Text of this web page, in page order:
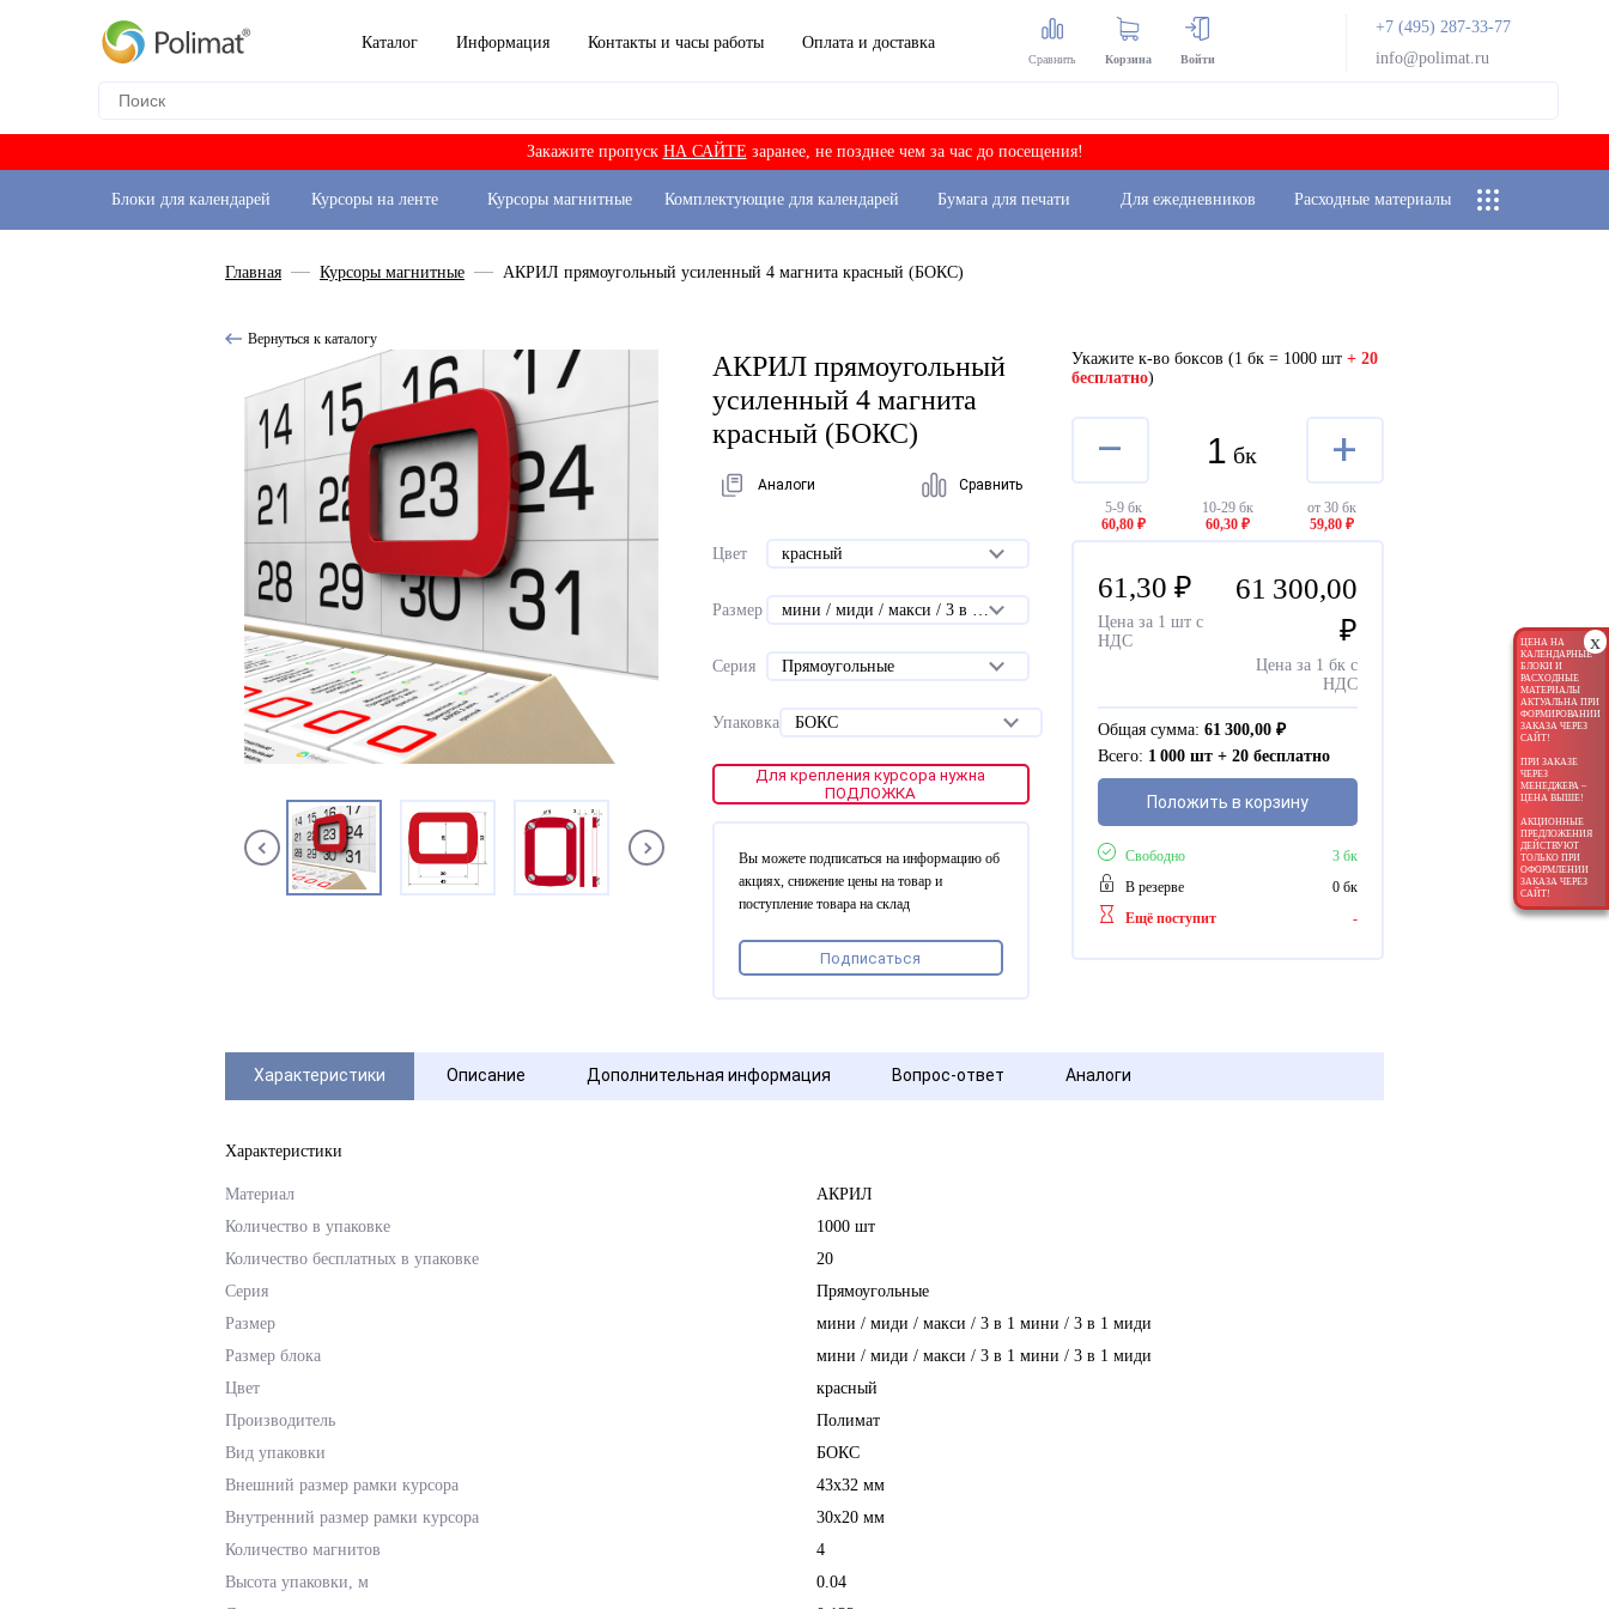
Каталог Информация Контакты и часы работы Оплата и доставка
Сравнить Корзина Войти
+7 (495) 287-33-77
info@polimat.ru
Закажите пропуск НА САЙТЕ заранее, не позднее чем за час до посещения!
Блоки для календарей Курсоры на ленте Курсоры магнитные Комплектующие для календарей Бумага для печати Для ежедневников Расходные материалы
x
ЦЕНА НА
КАЛЕНДАРНЫЕ
БЛОКИ И
РАСХОДНЫЕ
МАТЕРИАЛЫ
АКТУАЛЬНА ПРИ
ФОРМИРОВАНИИ
ЗАКАЗА ЧЕРЕЗ
САЙТ!
ПРИ ЗАКАЗЕ
ЧЕРЕЗ
МЕНЕДЖЕРА –
ЦЕНА ВЫШЕ!
АКЦИОННЫЕ
ПРЕДЛОЖЕНИЯ
ДЕЙСТВУЮТ
ТОЛЬКО ПРИ
ОФОРМЛЕНИИ
ЗАКАЗА ЧЕРЕЗ
САЙТ!
Главная Курсоры магнитные АКРИЛ прямоугольный усиленный 4 магнита красный (БОКС)
Вернуться к каталогу
АКРИЛ прямоугольный
усиленный 4 магнита
красный (БОКС)
Аналоги Сравнить
Цвет красный
Размер мини / миди / макси / 3 в 1 мини / 3 в 1 миди
Серия Прямоугольные
Упаковка БОКС
Для крепления курсора нужна
ПОДЛОЖКА
Укажите к-во боксов (1 бк = 1000 шт + 20
бесплатно)
– бк +
5-9 бк
60,80 ₽
10-29 бк
60,30 ₽
от 30 бк
59,80 ₽
61,30 ₽
Цена за 1 шт с
НДС
61 300,00
₽
Цена за 1 бк с
НДС
Общая сумма: 61 300,00₽
Всего: 1 000 шт + 20 бесплатно
Положить в корзину
Свободно
3 бк
В резерве
0 бк
Ещё поступит
-
Вы можете подписаться на информацию об
акциях, снижение цены на товар и
поступление товара на склад
Подписаться
Характеристики Описание Дополнительная информация Вопрос-ответ Аналоги
Характеристики
Материал
АКРИЛ
Количество в упаковке
1000 шт
Количество бесплатных в упаковке
20
Серия
Прямоугольные
Размер
мини / миди / макси / 3 в 1 мини / 3 в 1 миди
Размер блока
мини / миди / макси / 3 в 1 мини / 3 в 1 миди
Цвет
красный
Производитель
Полимат
Вид упаковки
БОКС
Внешний размер рамки курсора
43х32 мм
Внутренний размер рамки курсора
30х20 мм
Количество магнитов
4
Высота упаковки, м
0.04